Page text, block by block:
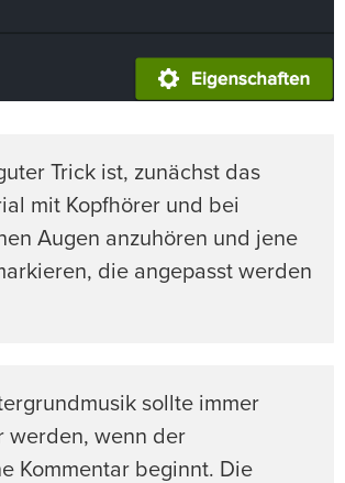
Trick ist, zunächst das
mit Kopfhörer und bei
Augen anzuhören und jene
die angepasst werden
sollte immer
werden, wenn der
Kommentar beginnt. Die